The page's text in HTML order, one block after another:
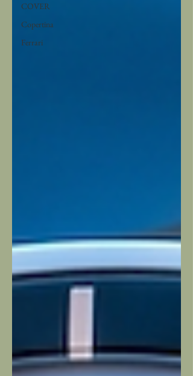
COVER
Copertina
Ferrari